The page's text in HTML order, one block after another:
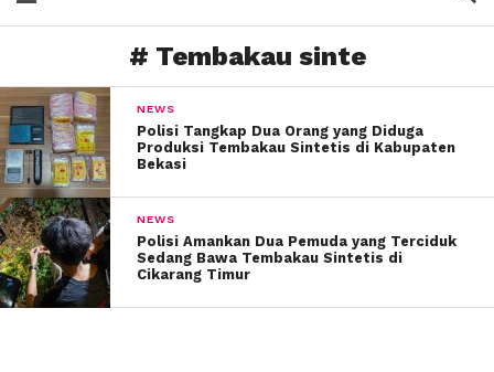
# Tembakau sinte
NEWS
Polisi Tangkap Dua Orang yang Diduga
Produksi Tembakau Sintetis di Kabupaten
Bekasi
NEWS
Polisi Amankan Dua Pemuda yang Terciduk
Sedang Bawa Tembakau Sintetis di
Cikarang Timur